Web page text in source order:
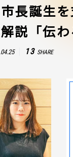
長誕生
説「伝
13 SHARE